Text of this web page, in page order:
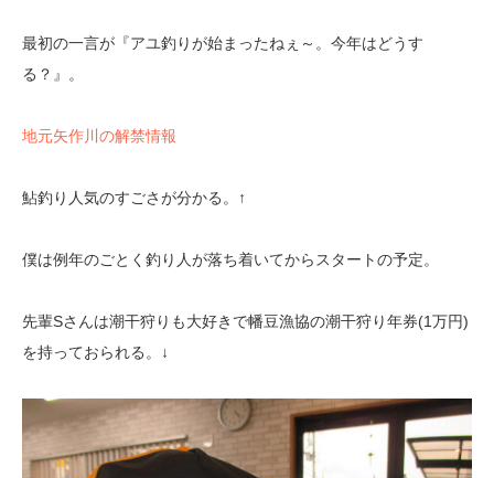
最初の一言が『アユ釣りが始まったねぇ～。今年はどうす
る？』。
地元矢作川の解禁情報
鮎釣り人気のすごさが分かる。↑
僕は例年のごとく釣り人が落ち着いてからスタートの予定。
先輩Sさんは潮干狩りも大好きで幡豆漁協の潮干狩り年券(1万円)
を持っておられる。↓